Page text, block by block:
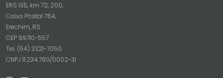
ERS 135, km 72, 200,
Caixa Postal 764,
Erechim, RS
CEP 99710-557
Tel. (54) 3321-7050
CNPJ 11.234.780/0002-31